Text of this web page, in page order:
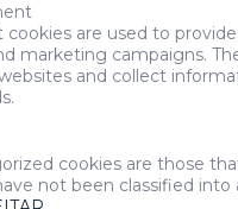
are used to
marketing campaigns.
and collect
cookies are those
not been classified into